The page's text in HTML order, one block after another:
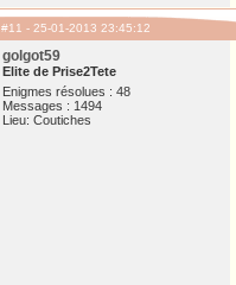
#11 - 25-01-2013 23:45:12
golgot59
Elite de Prise2Tete
Enigmes résolues : 48
Messages : 1494
Lieu: Coutiches